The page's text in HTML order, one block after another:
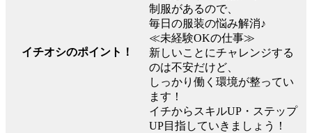
イチオシのポイント！
制服があるので、
毎日の服装の悩み解消♪
≪未経験OKの仕事≫
新しいことにチャレンジする
のは不安だけど、
しっかり働く環境が整ってい
ます！
イチからスキルUP・ステップ
UP目指していきましょう！